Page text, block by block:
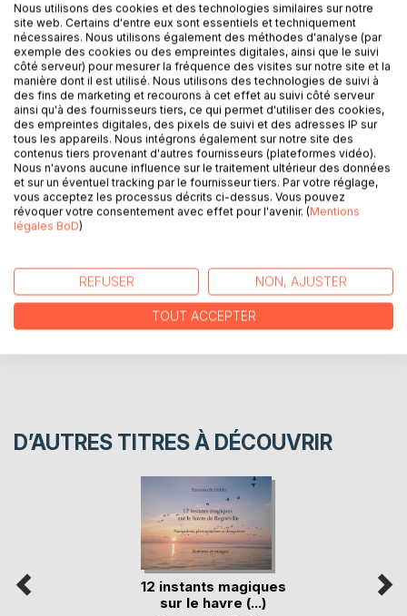
DESCRIPTION
Aurores et nuages
Photographies prises en navigant au raz de l'eau et
divagations poétiques nous plongent dans l'univers
changeant du havre de Regnéville en Normandie.
AUTEUR(S)
CRITIQUES PRESSE
D’AUTRES TITRES À DÉCOUVRIR
12 instants magiques
sur le havre (...)
Nous utilisons des cookies et des technologies similaires sur notre
site web. Certains d'entre eux sont essentiels et techniquement
nécessaires. Nous utilisons également des méthodes d'analyse (par
exemple des cookies ou des empreintes digitales, ainsi que le suivi
côté serveur) pour mesurer la fréquence des visites sur notre site et la
manière dont il est utilisé. Nous utilisons des technologies de suivi à
des fins de marketing et recourons à cet effet au suivi côté serveur
ainsi qu'à des fournisseurs tiers, ce qui permet d'utiliser des cookies,
des empreintes digitales, des pixels de suivi et des adresses IP sur
tous les appareils. Nous intégrons également sur notre site des
contenus tiers provenant d'autres fournisseurs (plateformes vidéo).
Nous n'avons aucune influence sur le traitement ultérieur des données
et sur un éventuel tracking par le fournisseur tiers. Par votre réglage,
vous acceptez les processus décrits ci-dessus. Vous pouvez
révoquer votre consentement avec effet pour l'avenir. (Mentions
légales BoD)
REFUSER NON, AJUSTER
TOUT ACCEPTER